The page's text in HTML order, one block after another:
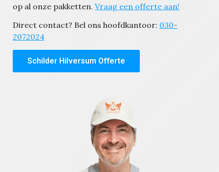
op al onze pakketten. Vraag een offerte aan!
Direct contact? Bel ons hoofdkantoor: 030-
2072024
Schilder Hilversum Offerte